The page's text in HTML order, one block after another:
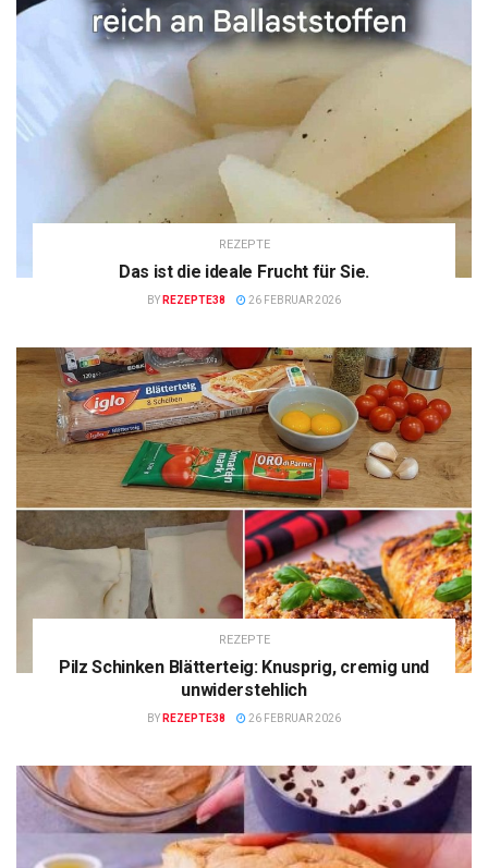
REZEPTE
Das ist die ideale Frucht für Sie.
BY REZEPTE38 26 FEBRUAR 2026
REZEPTE
Pilz Schinken Blätterteig: Knusprig, cremig und
unwiderstehlich
BY REZEPTE38 26 FEBRUAR 2026